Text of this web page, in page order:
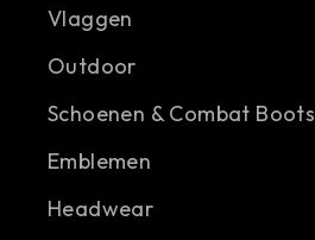
Vlaggen
Outdoor
Schoenen & Combat Boots
Emblemen
Headwear